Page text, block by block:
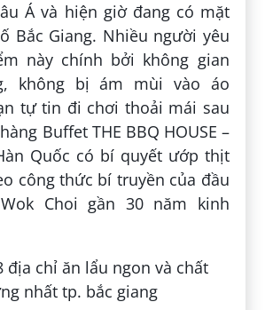
Á và hiện giờ đang có mặt
Bắc Giang. Nhiều người yêu
này chính bởi không gian
không bị ám mùi vào áo
tự tin đi chơi thoải mái sau
Buffet THE BBQ HOUSE –
Quốc có bí quyết ướp thịt
công thức bí truyền của đầu
Choi gần 30 năm kinh